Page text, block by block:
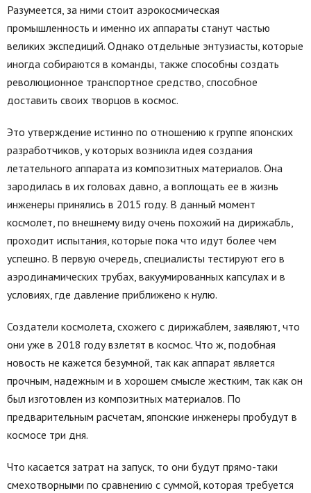
Разумеется, за ними стоит аэрокосмическая
промышленность и именно их аппараты станут частью
великих экспедиций. Однако отдельные энтузиасты, которые
иногда собираются в команды, также способны создать
революционное транспортное средство, способное
доставить своих творцов в космос.
Это утверждение истинно по отношению к группе японских
разработчиков, у которых возникла идея создания
летательного аппарата из композитных материалов. Она
зародилась в их головах давно, а воплощать ее в жизнь
инженеры принялись в 2015 году. В данный момент
космолет, по внешнему виду очень похожий на дирижабль,
проходит испытания, которые пока что идут более чем
успешно. В первую очередь, специалисты тестируют его в
аэродинамических трубах, вакуумированных капсулах и в
условиях, где давление приближено к нулю.
Создатели космолета, схожего с дирижаблем, заявляют, что
они уже в 2018 году взлетят в космос. Что ж, подобная
новость не кажется безумной, так как аппарат является
прочным, надежным и в хорошем смысле жестким, так как он
был изготовлен из композитных материалов. По
предварительным расчетам, японские инженеры пробудут в
космосе три дня.
Что касается затрат на запуск, то они будут прямо-таки
смехотворными по сравнению с суммой, которая требуется